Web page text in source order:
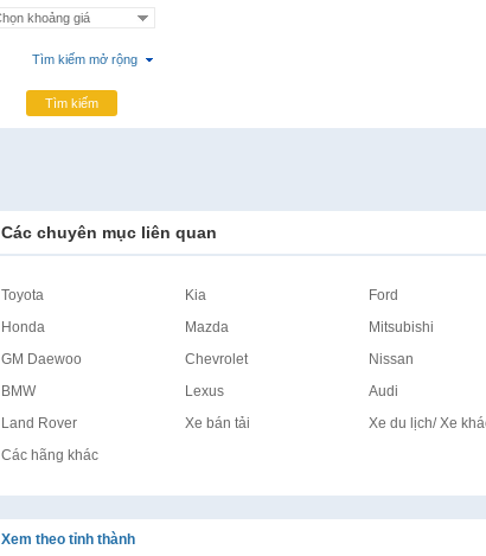
Tìm kiếm mở rộng
Tìm kiếm
Các chuyên mục liên quan
Toyota Kia Ford
Honda
Mazda Mitsubishi
GM Daewoo
Chevrolet Nissan
BMW
Lexus Audi
Land Rover
Xe bán tải Xe du lịch/ Xe
Các hãng khác
Xem theo tỉnh thành